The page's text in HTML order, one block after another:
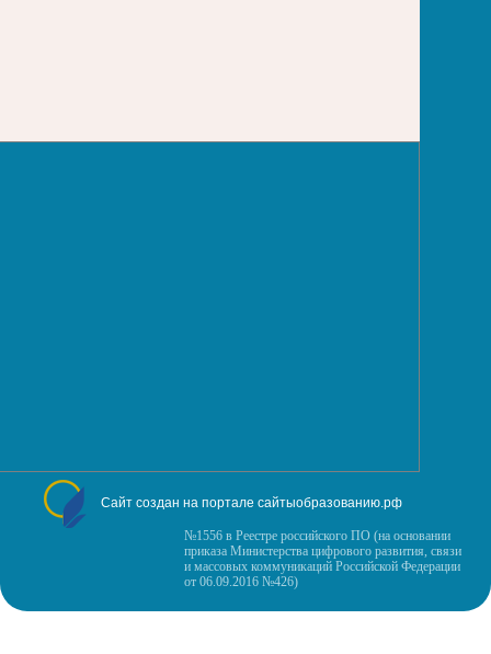
Сайт создан на портале сайтыобразованию.рф
№1556 в Реестре российского ПО (на основании
приказа Министерства цифрового развития, связи
и массовых коммуникаций Российской Федерации
от 06.09.2016 №426)